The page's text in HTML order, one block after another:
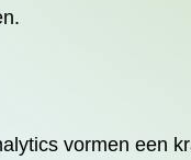
vormen een